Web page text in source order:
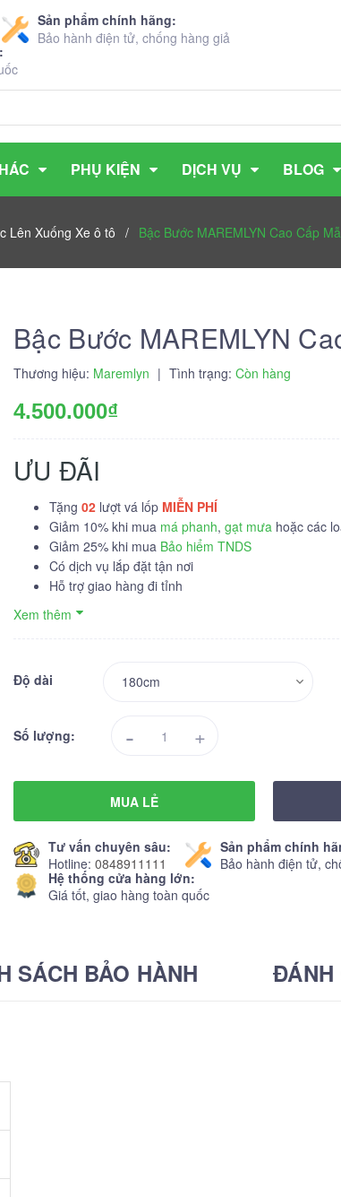
Sản phẩm chính hãng:
Bảo hành điện tử, chống hàng giả
PHỤ KIỆN DỊCH VỤ BLOG
Lên Xuống Xe ô tô / Bậc Bước MAREMLYN Cao Cấp
Bậc Bước MAREMLYN
Thương hiệu: Maremlyn | Tình trạng: Còn hàng
4.500.000₫
ƯU ĐÃI
Tặng 02 lượt vá lốp MIỄN PHÍ
Giảm 10% khi mua má phanh, gạt mưa hoặc các
Giảm 25% khi mua Bảo hiểm TNDS
Có dịch vụ lắp đặt tận nơi
Hỗ trợ giao hàng đi tỉnh
Xem thêm
Độ dài
Số lượng: - +
MUA LẺ
Tư vấn chuyên sâu:
Hotline: 0848911111
Sản phẩm chính
Bảo hành điện tử,
Hệ thống cửa hàng lớn:
Giá tốt, giao hàng toàn quốc
SÁCH BẢO HÀNH ĐÁNH